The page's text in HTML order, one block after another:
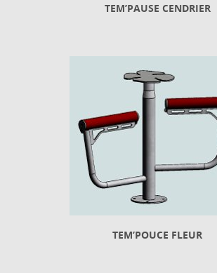
TEM’PAUSE CENDRIER
TEM’POUCE FLEUR